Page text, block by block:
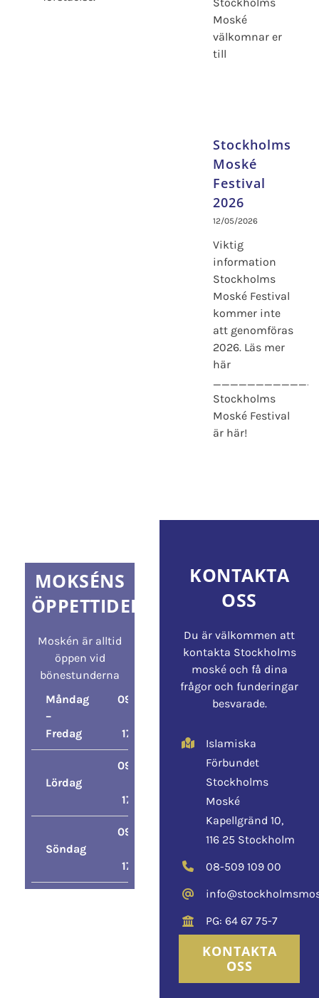
Moské
välkomnar er
till
Stockholms
Moské
Festival
2026
12/05/2026
Viktig
information
Stockholms
Moské Festival
kommer inte
att genomföras
2026. Läs mer
här
Stockholms
Moské Festival
är här!
MOKSÉNS
ÖPPETTIDER
Moskén är alltid
öppen vid
bönestunderna
Måndag
–
Fredag
09:00
17:00
Lördag
09:00
17:00
Söndag
09:00
17:00
KONTAKTA
OSS
Du är välkommen att
kontakta Stockholms
moské och få dina
frågor och funderingar
besvarade.
Islamiska
Förbundet
Stockholms
Moské
Kapellgränd 10,
116 25 Stockholm
08-509 109 00
PG: 64 67 75-7
KONTAKTA
OSS